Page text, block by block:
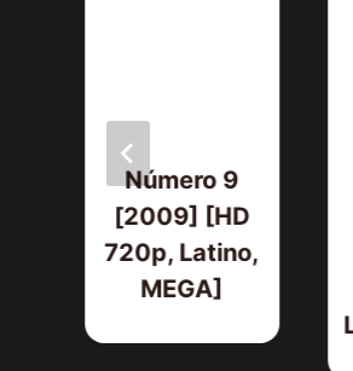
Número 9
[2009] [HD
720p, Latino,
MEGA]